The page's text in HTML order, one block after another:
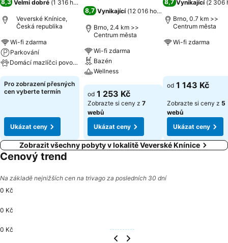
8,3 Velmi dobré (1 316 hodnocení)
Veverské Knínice,
Česká republika
Wi-fi zdarma
Parkování
Domácí mazlíčci povoleni
Ukázat ceny
Pro zobrazení přesných
cen vyberte termín
Ukázat ceny
8,7 Vynikající (12 016 hodnocení
Brno, 2.4 km >>
Centrum města
Wi-fi zdarma
Bazén
Wellness
Ukázat ceny
od 1 253 Kč
Zobrazte si ceny z 7
webů
Ukázat ceny
8,7 Vynikající (2 306
Brno, 0.7 km >>
Centrum města
Wi-fi zdarma
od 1 143 Kč
Zobrazte si ceny z 5
webů
Ukázat ceny
Zobrazit všechny pobyty v lokalitě Veverské Knínice
Cenový trend
Na základě nejnižších cen na trivago za posledních 30 dní
0 Kč
0 Kč
0 Kč